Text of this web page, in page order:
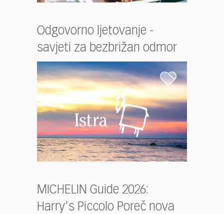
Odgovorno ljetovanje -
savjeti za bezbrižan odmor
MICHELIN Guide 2026:
Harry's Piccolo Poreč nova